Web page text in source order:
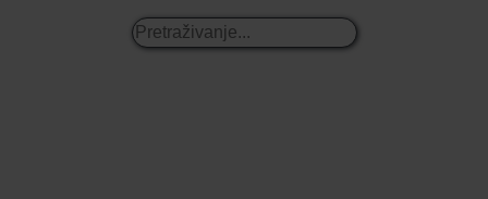
Pretraživanje...